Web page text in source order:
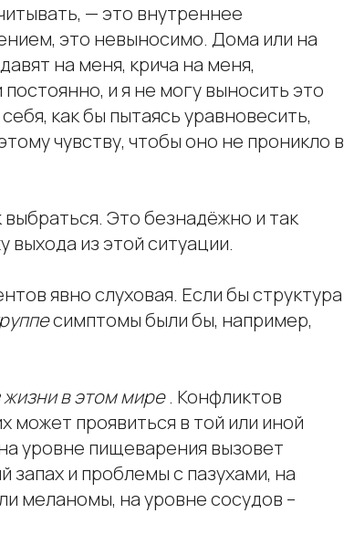
— это внутреннее
это невыносимо. Дома или на
на меня, крича на меня,
и я не могу выносить это
как бы пытаясь уравновесить,
чувству, чтобы оно не проникло в
выбраться. Это безнадёжно и так
из этой ситуации.
явно слуховая. Если бы структура
симптомы были бы, например,
жизни в этом мире. Конфликтов
может проявиться в той или иной
уровне пищеварения вызовет
запах и проблемы с пазухами, на
меланомы, на уровне сосудов –